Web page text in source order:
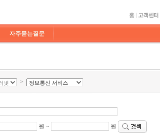
자주묻는질문
>
원 ~ 원